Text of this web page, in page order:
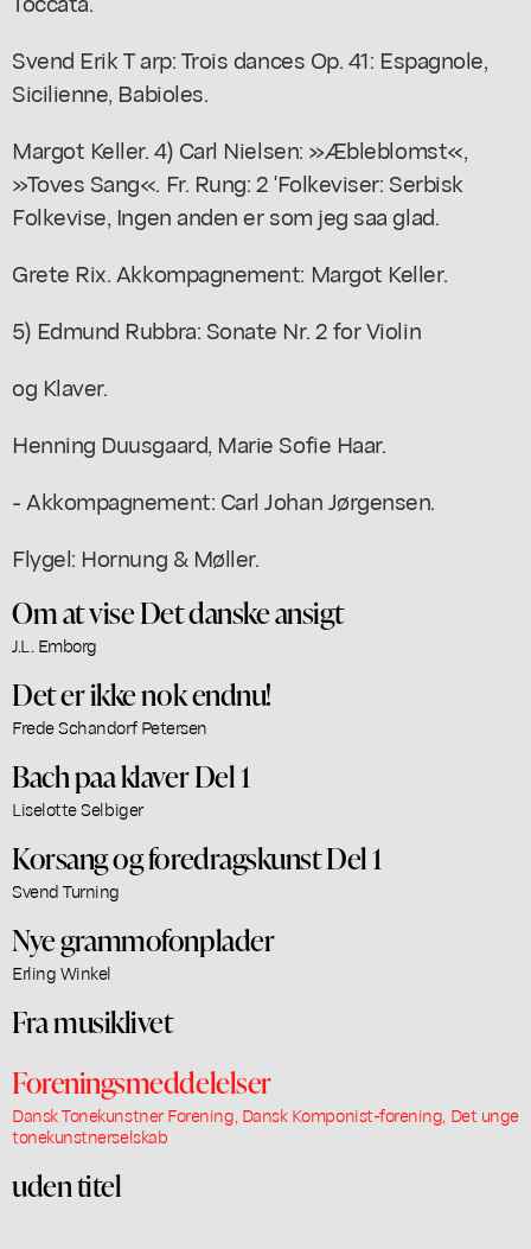
Svend Erik T arp: Trois dances Op. 41: Espagnole,
Sicilienne, Babioles.
Margot Keller. 4) Carl Nielsen: »Æbleblomst«,
»Toves Sang«. Fr. Rung: 2 'Folkeviser: Serbisk
Folkevise, Ingen anden er som jeg saa glad.
Grete Rix. Akkompagnement: Margot Keller.
5) Edmund Rubbra: Sonate Nr. 2 for Violin
og Klaver.
Henning Duusgaard, Marie Sofie Haar.
- Akkompagnement: Carl Johan Jørgensen.
Flygel: Hornung & Møller.
Om at vise Det danske ansigt
J.L. Emborg
Det er ikke nok endnu!
Frede Schandorf Petersen
Bach paa klaver Del 1
Liselotte Selbiger
Korsang og foredragskunst Del 1
Svend Turning
Nye grammofonplader
Erling Winkel
Fra musiklivet
Foreningsmeddelelser
Dansk Tonekunstner Forening, Dansk Komponist-forening, Det unge
tonekunstnerselskab
uden titel